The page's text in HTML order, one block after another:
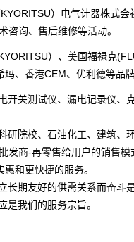
）电气计器株式
咨询、售后维修等活动。
）、美国福禄克
、香港CEM、优利德等品牌
关测试仪、漏电记录仪、
院校、石油化工、建筑、
商-再零售给用户的销售
和更快捷的服务。
期友好的供需关系而奋斗
我们的服务宗旨。